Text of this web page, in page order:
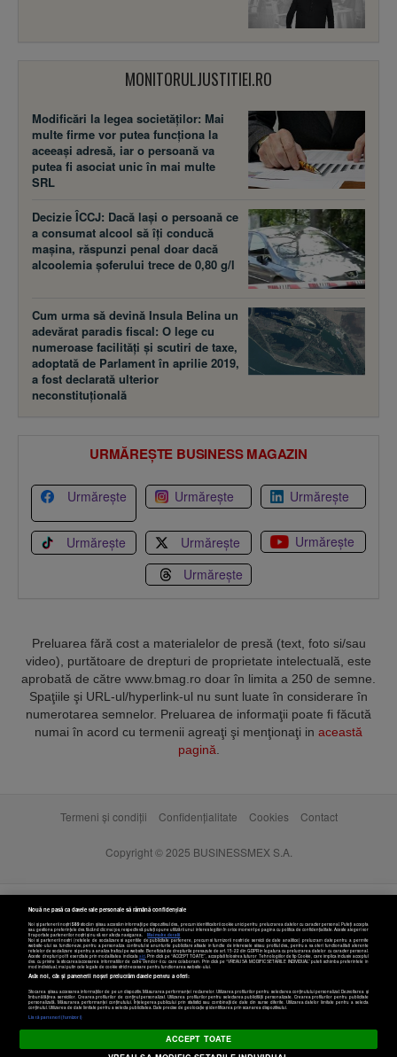
MONITORULJUSTITIEI.RO
Modificări la legea societăţilor: Mai
multe firme vor putea funcţiona la
aceeaşi adresă, iar o persoană va
putea fi asociat unic în mai multe
SRL
Decizie ÎCCJ: Dacă laşi o persoană ce
a consumat alcool să îţi conducă
maşina, răspunzi penal doar dacă
alcoolemia şoferului trece de 0,80 g/l
Cum urma să devină Insula Belina un
adevărat paradis fiscal: O lege cu
numeroase facilităţi şi scutiri de taxe,
adoptată de Parlament în aprilie 2019,
a fost declarată ulterior
neconstituţională
URMĂREȘTE BUSINESS MAGAZIN
Urmărește Urmărește Urmărește
Urmărește Urmărește
Urmărește
Urmărește
Preluarea fără cost a materialelor de presă (text, foto si/sau
video), purtătoare de drepturi de proprietate intelectuală, este
aprobată de către www.bmag.ro doar în limita a 250 de semne.
Spaţiile şi URL-ul/hyperlink-ul nu sunt luate în considerare în
numerotarea semnelor. Preluarea de informaţii poate fi făcută
numai în acord cu termenii agreaţi şi menţionaţi in această
pagină.
Termeni și condiții Confidențialitate Cookies Contact
Copyright © 2025 BUSINESSMEX S.A.
Setări cookies
Nouă ne pasă ca datele tale personale să rămână confidențiale
Noi și partenerii noștri589stocăm și/sau accesăm informații pe dispozitivul dvs., precum identificatorii cookie unici pentru prelucrarea datelor cu caracter personal. Puteți accepta
sau gestiona preferințele dvs. făcând clic mai jos, respectiv vă puteți opune utilizării unui interes legitim în orice moment pe pagina cu politica de confidențialitate. Aceste alegeri vor
fi raportate partenerilor noștri și nu vă vor afecta navigarea.
Mai multe detalii
Noi si partenerii nostri (retelele de socializare si agentiile de publicitate partenere, precum si furnizorii nostri de servicii de date analitice) prelucram date pentru a permite
website-ului sa functioneze, pentru a personaliza continutul si anunturile publicitare afisate in functie de interesele si/sau profilul dvs., pentru a va oferi functionalitati aferente
retelelor de socializare si pentru a analiza traficul pe website. Beneficiati de drepturile prevazute de art. 15-22 din GDPR in legatura cu prelucrarea datelor cu caracter personal.
Aceste drepturi pot fi exercitate prin modalitatea indicataaici. Prin click pe “ACCEPT TOATE”, acceptati folosirea tuturor Tehnologiilor de tip Cookie, care implica inclusiv acceptul
dvs. cu privire la stocarea/accesarea informatiilor de catre Vendor-ii cu care colaboram. Prin click pe “VREAU SA MODIFIC SETARILE INDIVIDUAL” puteti schimba preferintele in
mod individual, mai putin cele legate de cookie strict necesare pentru functionarea website-ului.
Atât noi, cât și partenerii noștri prelucrăm datele pentru a oferi:
Stocarea și/sau accesarea informațiilor de pe un dispozitiv. Măsurarea performanței reclamelor. Utilizarea profilurilor pentru selectarea conținutului personalizat. Dezvoltarea și
îmbunătățirea serviciilor. Crearea profilurilor de conținut personalizat. Utilizarea profilurilor pentru selectarea publicității personalizate. Crearea profilurilor pentru publicitate
personalizată. Măsurarea performanței conținutului. Înțelegerea publicului prin statistici sau combinații de date din surse diferite. Utilizarea datelor limitate pentru a selecta
conținutul. Utilizarea de date limitate pentru a selecta publicitatea. Date precise de geolocație și identificarea prin scanarea dispozitivului.
Listă parteneri (furnizori)
ACCEPT TOATE